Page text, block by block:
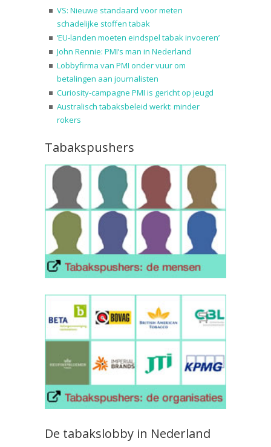
VS: Nieuwe standaard voor meten
schadelijke stoffen tabak
‘EU-landen moeten eindspel tabak invoeren’
John Rennie: PMI’s man in Nederland
Lobbyfirma van PMI onder vuur om
betalingen aan journalisten
Curiosity-campagne PMI is gericht op jeugd
Australisch tabaksbeleid werkt: minder
rokers
Tabakspushers
De tabakslobby in Nederland